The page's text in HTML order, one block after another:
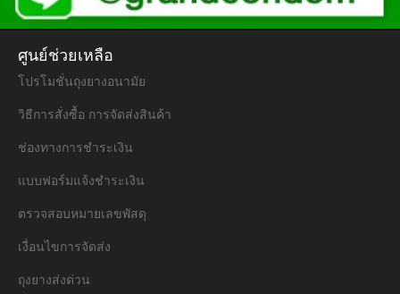
ศูนย์ช่วยเหลือ
โปรโมชั่นถุงยางอนามัย
วิธีการสั่งซื้อ การจัดส่งสินค้า
ช่องทางการชำระเงิน
แบบฟอร์มแจ้งชำระเงิน
ตรวจสอบหมายเลขพัสดุ
เงื่อนไขการจัดส่ง
ถุงยางส่งด่วน